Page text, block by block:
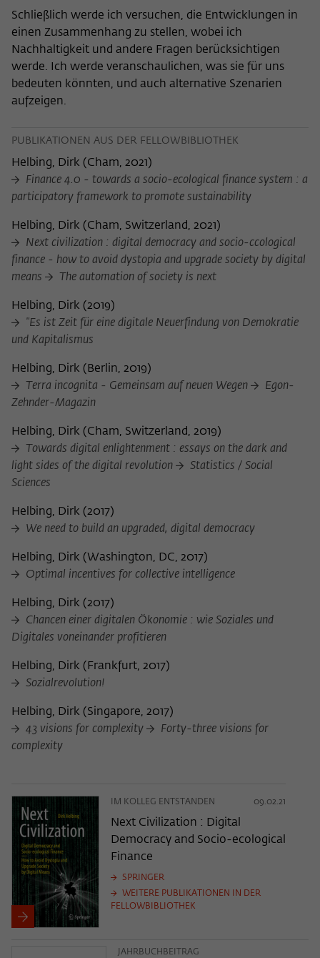
Schließlich werde ich versuchen, die Entwicklungen in
einen Zusammenhang zu stellen, wobei ich
Nachhaltigkeit und andere Fragen berücksichtigen
werde. Ich werde veranschaulichen, was sie für uns
bedeuten könnten, und auch alternative Szenarien
aufzeigen.
PUBLIKATIONEN AUS DER FELLOWBIBLIOTHEK
Helbing, Dirk (Cham, 2021)
Finance 4.0 - towards a socio-ecological finance system : a
participatory framework to promote sustainability
Helbing, Dirk (Cham, Switzerland, 2021)
Next civilization : digital democracy and socio-ccological
finance - how to avoid dystopia and upgrade society by digital
means
The automation of society is next
Helbing, Dirk (2019)
"Es ist Zeit für eine digitale Neuerfindung von Demokratie
und Kapitalismus
Helbing, Dirk ( Berlin, 2019)
Terra incognita - Gemeinsam auf neuen Wegen
Egon-
Zehnder-Magazin
Helbing, Dirk (Cham, Switzerland, 2019)
Towards digital enlightenment : essays on the dark and
light sides of the digital revolution
Statistics / Social
Sciences
Helbing, Dirk (2017)
We need to build an upgraded, digital democracy
Helbing, Dirk (Washington, DC, 2017)
Optimal incentives for collective intelligence
Helbing, Dirk (2017)
Chancen einer digitalen Ökonomie : wie Soziales und
Digitales voneinander profitieren
Helbing, Dirk ( Frankfurt, 2017)
Sozialrevolution!
Helbing, Dirk (Singapore, 2017)
43 visions for complexity
Forty-three visions for
complexity
IM KOLLEG ENTSTANDEN 09.02.21
Next Civilization : Digital
Democracy and Socio-ecological
Finance
SPRINGER
WEITERE PUBLIKATIONEN IN DER
FELLOWBIBLIOTHEK
JAHRBUCHBEITRAG